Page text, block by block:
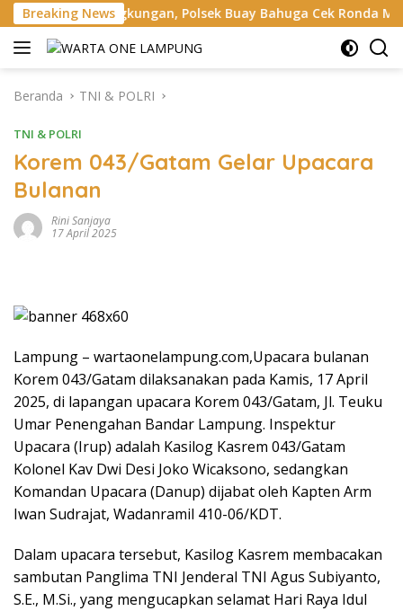
Langsung
ke
konten
Breaking News
Polsek Buay Bahuga Cek Ronda Malam dan
Beranda TNI & POLRI
TNI & POLRI
Korem 043/Gatam Gelar Upacara
Bulanan
Rini Sanjaya
17 April 2025
Lampung – wartaonelampung.com,Upacara bulanan
Korem 043/Gatam dilaksanakan pada Kamis, 17 April
2025, di lapangan upacara Korem 043/Gatam, Jl. Teuku
Umar Penengahan Bandar Lampung. Inspektur
Upacara (Irup) adalah Kasilog Kasrem 043/Gatam
Kolonel Kav Dwi Desi Joko Wicaksono, sedangkan
Komandan Upacara (Danup) dijabat oleh Kapten Arm
Iwan Sudrajat, Wadanramil 410-06/KDT.
Dalam upacara tersebut, Kasilog Kasrem membacakan
sambutan Panglima TNI Jenderal TNI Agus Subiyanto,
S.E., M.Si., yang mengucapkan selamat Hari Raya Idul